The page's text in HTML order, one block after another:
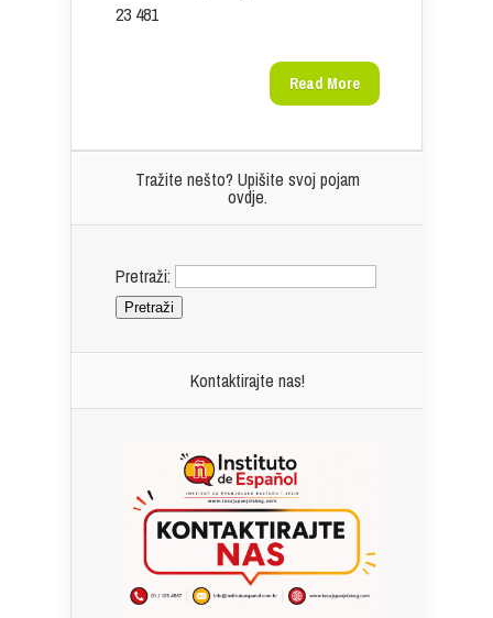
23 481
Read More
Tražite nešto? Upišite svoj pojam
ovdje.
Pretraži:
Kontaktirajte nas!